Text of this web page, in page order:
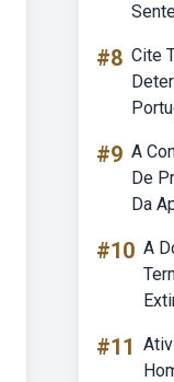
#8 Cite
#9 A
De
Da
#10 A
#11